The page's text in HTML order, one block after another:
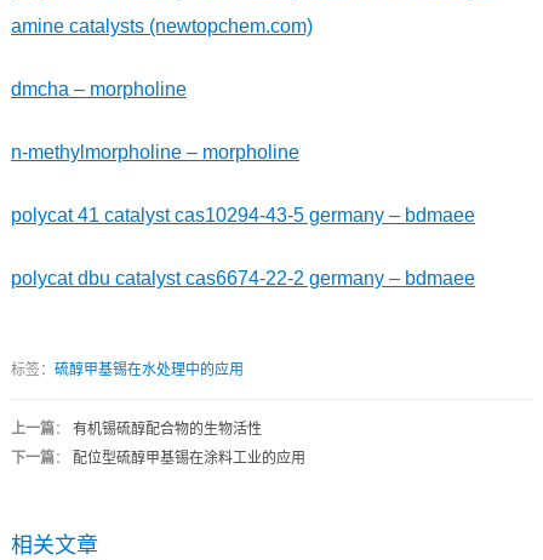
amine catalysts (newtopchem.com)
dmcha – morpholine
n-methylmorpholine – morpholine
polycat 41 catalyst cas10294-43-5 germany – bdmaee
polycat dbu catalyst cas6674-22-2 germany – bdmaee
标签： 硫醇甲基锡在水处理中的应用
上一篇： 有机锡硫醇配合物的生物活性
下一篇： 配位型硫醇甲基锡在涂料工业的应用
相关文章